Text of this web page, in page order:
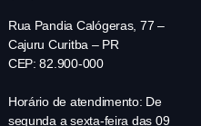
Rua Pandia Calógeras, 77 –
Cajuru Curitba – PR
CEP: 82.900-000
Horário de atendimento: De
segunda a sexta-feira das 09